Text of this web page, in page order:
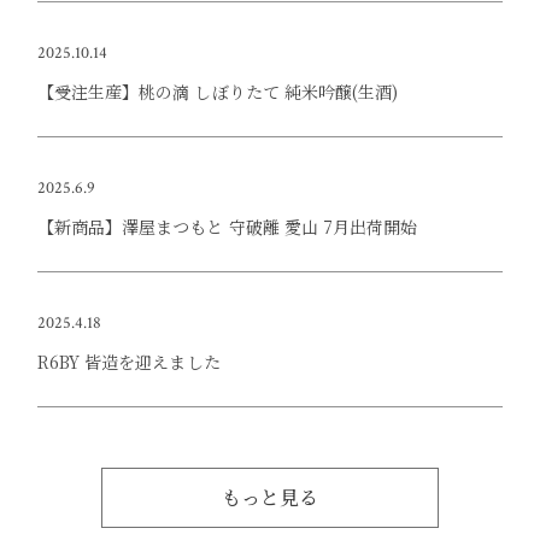
2025.10.14
【受注生産】桃の滴 しぼりたて 純米吟醸(生酒)
2025.6.9
【新商品】澤屋まつもと 守破離 愛山 7月出荷開始
2025.4.18
R6BY 皆造を迎えました
もっと見る